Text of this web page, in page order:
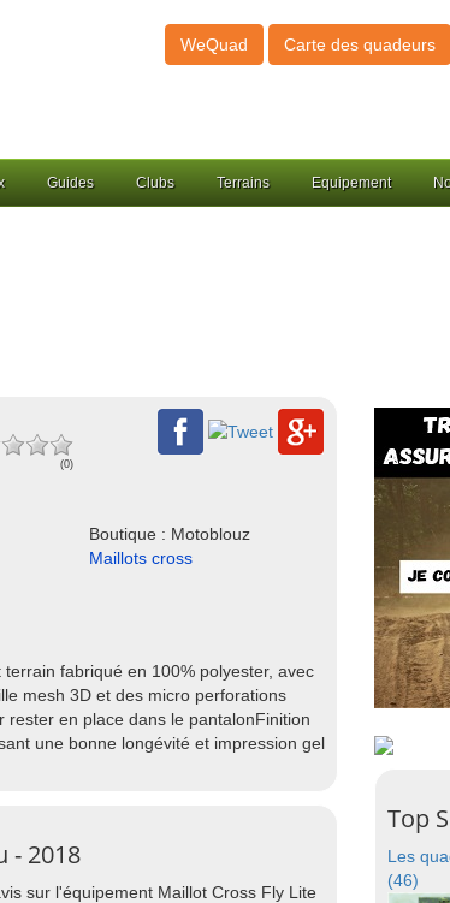
WeQuad Carte des quadeurs
Guides Clubs Terrains Equipement
(0)
Boutique : Motoblouz
Maillots cross
fabriqué en 100% polyester, avec
mesh 3D et des micro perforations
en place dans le pantalonFinition
une bonne longévité et impression gel
- 2018
sur l'équipement Maillot Cross Fly Lite
Top
Les
(46)